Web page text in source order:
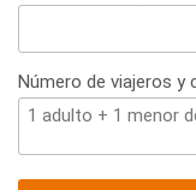
Número de viajeros y